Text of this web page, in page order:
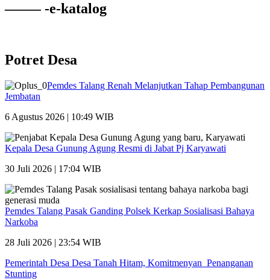
——– -e-katalog
Potret Desa
Pemdes Talang Renah Melanjutkan Tahap Pembangunan
Jembatan
6 Agustus 2026 | 10:49 WIB
Kepala Desa Gunung Agung Resmi di Jabat Pj Karyawati
30 Juli 2026 | 17:04 WIB
Pemdes Talang Pasak Ganding Polsek Kerkap Sosialisasi Bahaya
Narkoba
28 Juli 2026 | 23:54 WIB
Pemerintah Desa Desa Tanah Hitam, Komitmenyan Penanganan
Stunting